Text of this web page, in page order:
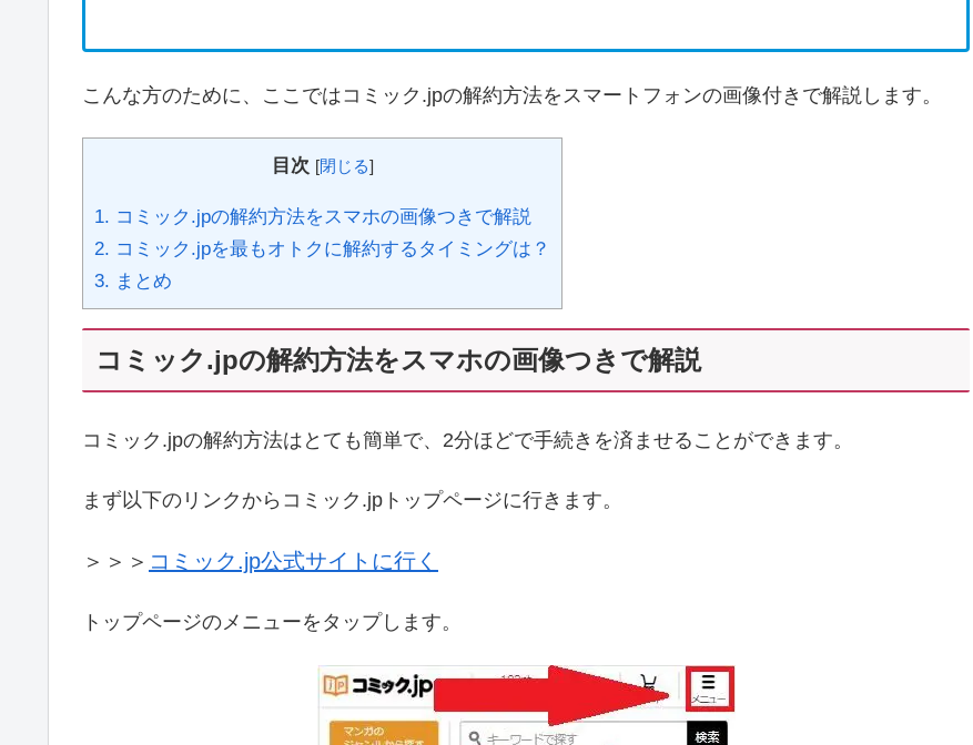
こんな方のために、ここではコミック.jpの解約方法をスマートフォンの画像付きで解説します。
目次 [閉じる]
1. コミック.jpの解約方法をスマホの画像つきで解説
2. コミック.jpを最もオトクに解約するタイミングは？
3. まとめ
コミック.jpの解約方法をスマホの画像つきで解説
コミック.jpの解約方法はとても簡単で、2分ほどで手続きを済ませることができます。
まず以下のリンクからコミック.jpトップページに行きます。
＞＞＞ コミック.jp公式サイトに行く
トップページのメニューをタップします。